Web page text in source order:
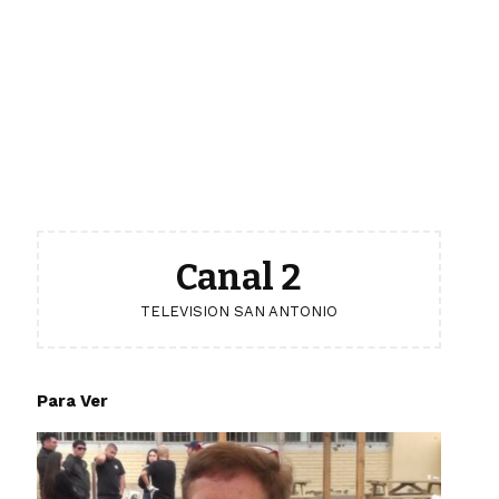
Canal 2
TELEVISION SAN ANTONIO
Para Ver